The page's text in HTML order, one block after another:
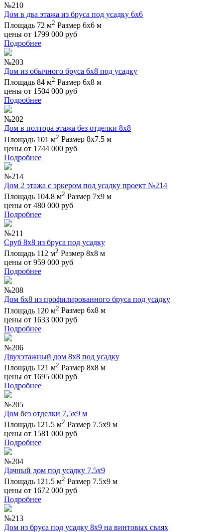
№210
Дом в два этажа из бруса под усадку 6х6
Площадь 72 м2 Размер 6х6 м
цены от 1799 000 руб
Подробнее
№203
Дом из обычного бруса 6х8 под усадку
Площадь 84 м2 Размер 6х8 м
цены от 1504 000 руб
Подробнее
№202
Дом в полтора этажа без отделки 8х8
Площадь 101 м2 Размер 8х7.5 м
цены от 1744 000 руб
Подробнее
№214
Дом 2 этажа с эркером под усадку проект №214
Площадь 104.8 м2 Размер 7х9 м
цены от 480 000 руб
Подробнее
№211
Сруб 8х8 из бруса под усадку
Площадь 112 м2 Размер 8х8 м
цены от 959 000 руб
Подробнее
№208
Дом 6х8 из профилированного бруса под усадку
Площадь 120 м2 Размер 6х8 м
цены от 1633 000 руб
Подробнее
№206
Двухэтажный дом 8х8 под усадку
Площадь 121 м2 Размер 8х8 м
цены от 1695 000 руб
Подробнее
№205
Дом без отделки 7,5х9 м
Площадь 121.5 м2 Размер 7.5х9 м
цены от 1581 000 руб
Подробнее
№204
Дачный дом под усадку 7,5х9
Площадь 121.5 м2 Размер 7.5х9 м
цены от 1672 000 руб
Подробнее
№213
Дом из бруса под усадку 8х9 на винтовых сваях